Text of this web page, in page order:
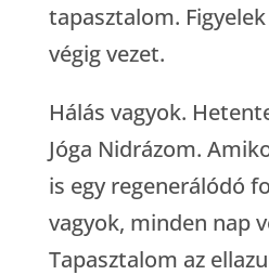
tapasztalom.
végig vezet.
Hálás vagyok.
Jóga Nidrázom.
is egy regenerálódó
vagyok, minden nap
Tapasztalom az